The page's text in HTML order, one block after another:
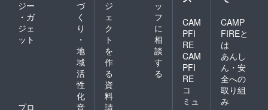
ジー
・ガ
ジェ
ット
づ
く
り
・
地
域
活
性
化
プロ
音
ジ
ェ
ク
ト
を
作
る
ッ
フ
に
相
談
す
る
資
料
請
CAM
PFI
RE
CAM
PFI
RE
コ
ミュ
CAMP
FIREと
は
あんし
ん・安
全への
取り組
み